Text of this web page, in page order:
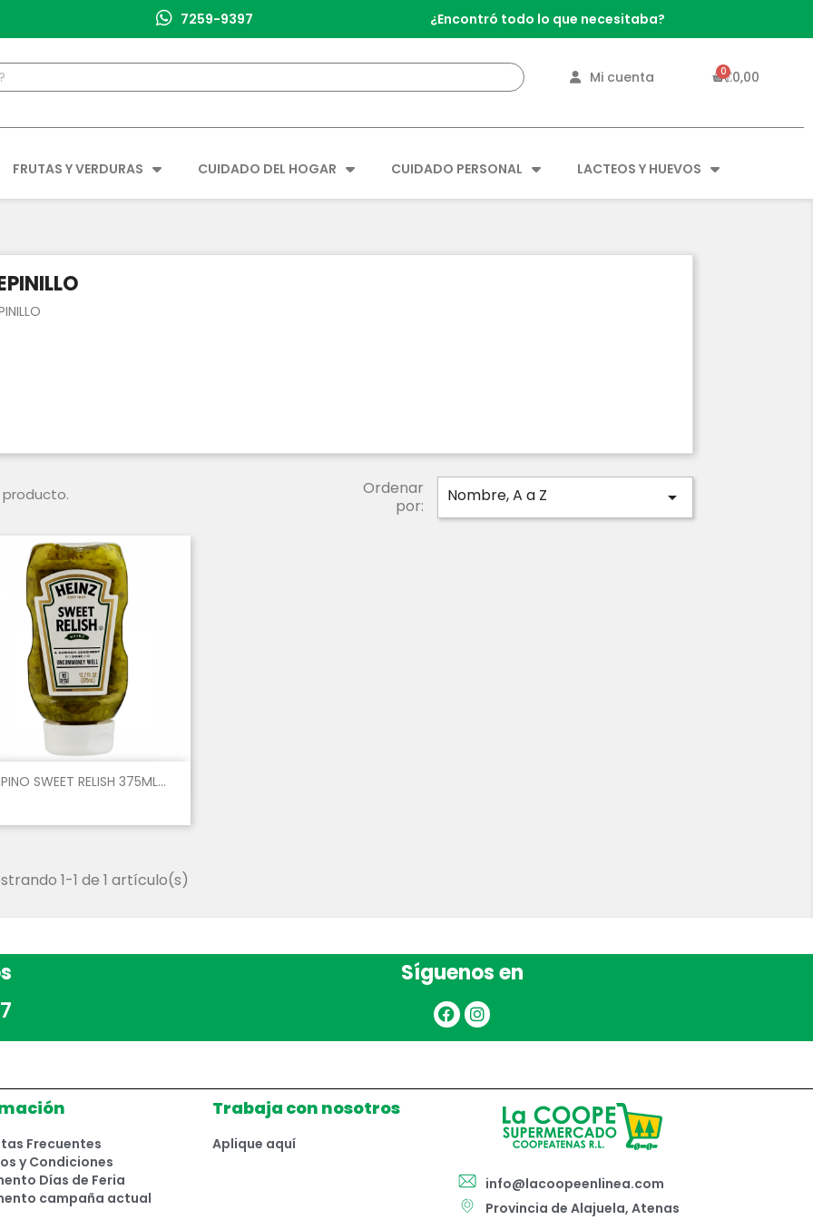
7259-9397 ¿Encontró todo lo que necesitaba?
Mi cuenta ₡0,00
FRUTAS Y VERDURAS CUIDADO DEL HOGAR CUIDADO PERSONAL LACTEOS Y HUEVOS
producto.
Ordenar
por:
Nombre, A a Z 
SWEET RELISH 375ML...
Vista rápida
1-1 de 1 artículo(s)
Síguenos en
Frecuentes
y Condiciones
Días de Feria
campaña actual
Trabaja con nosotros
Aplique aquí
info@lacoopeenlinea.com
Provincia de Alajuela, Atenas